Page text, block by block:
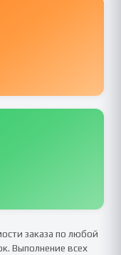
заказа по любой
Выполнение всех